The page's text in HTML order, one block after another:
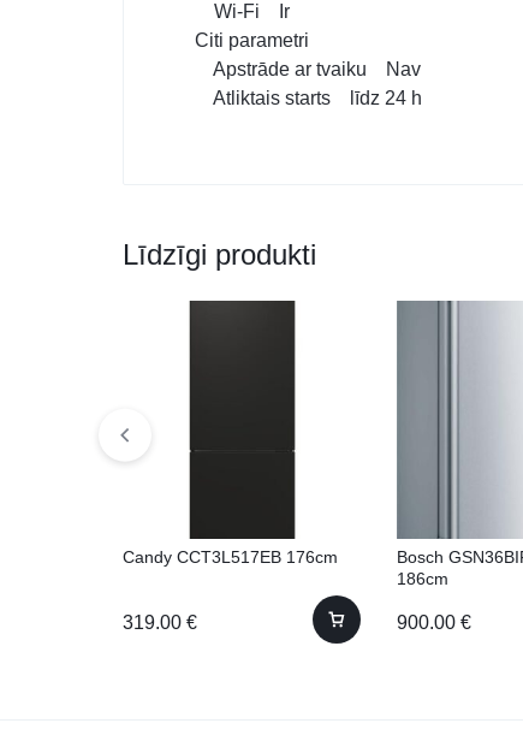
Wi-Fi Ir
Citi parametri
Apstrāde ar tvaiku Nav
Atliktais starts līdz 24 h
Līdzīgi produkti
Candy CCT3L517EB 176cm
319.00 €
Bosch
186cm
900.00 €